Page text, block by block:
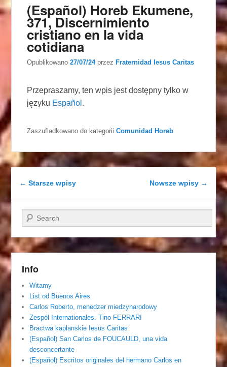
(Español) Horeb Ekumene,
371, Discernimiento
cristiano en la vida
cotidiana
Opublikowano27/07/24 przez Fraternidad Iesus Caritas
Przepraszamy, ten wpis jest dostępny tylko w
języku Español .
Zaszufladkowano do kategorii Comunidad Horeb
Nawigacja wpisu
← Starsze wpisy Nowsze wpisy →
Szukaj
Info
Witamy
List od Buenos Aires
Carlos Roberto, menedzer miedzynarodowy
Zespól Internationales. Tino FERRARI
Bractwa kaplanskie Iesus Caritas
(Español) San Carlos de FOUCAULD, una vida
desconcertante
(Español) Escritos originales del hermano Carlos en